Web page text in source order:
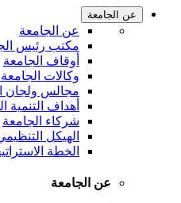
عن الجامعة
عن الجامعة
مكتب رئيس
أوقاف الجامعة
وكالات
مجالس ولجان
أهداف التنمية
شركاء الجامعة
الهيكل
الخطة
عن الجامعة